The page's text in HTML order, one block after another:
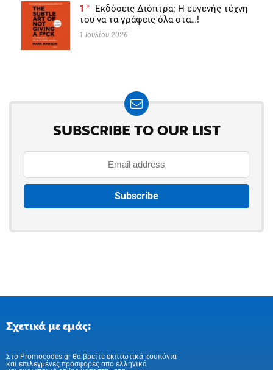
1
Εκδόσεις Διόπτρα: Η ευγενής τέχνη
του να τα γράφεις όλα στα…!
1 Ιουλίου 2026
SUBSCRIBE TO OUR LIST
Σχετικά με εμάς:
Στo Promocodes.gr θα βρείτε εκπτωτικά κουπόνια
και επιλεγμένες προσφορές απο ελληνικά